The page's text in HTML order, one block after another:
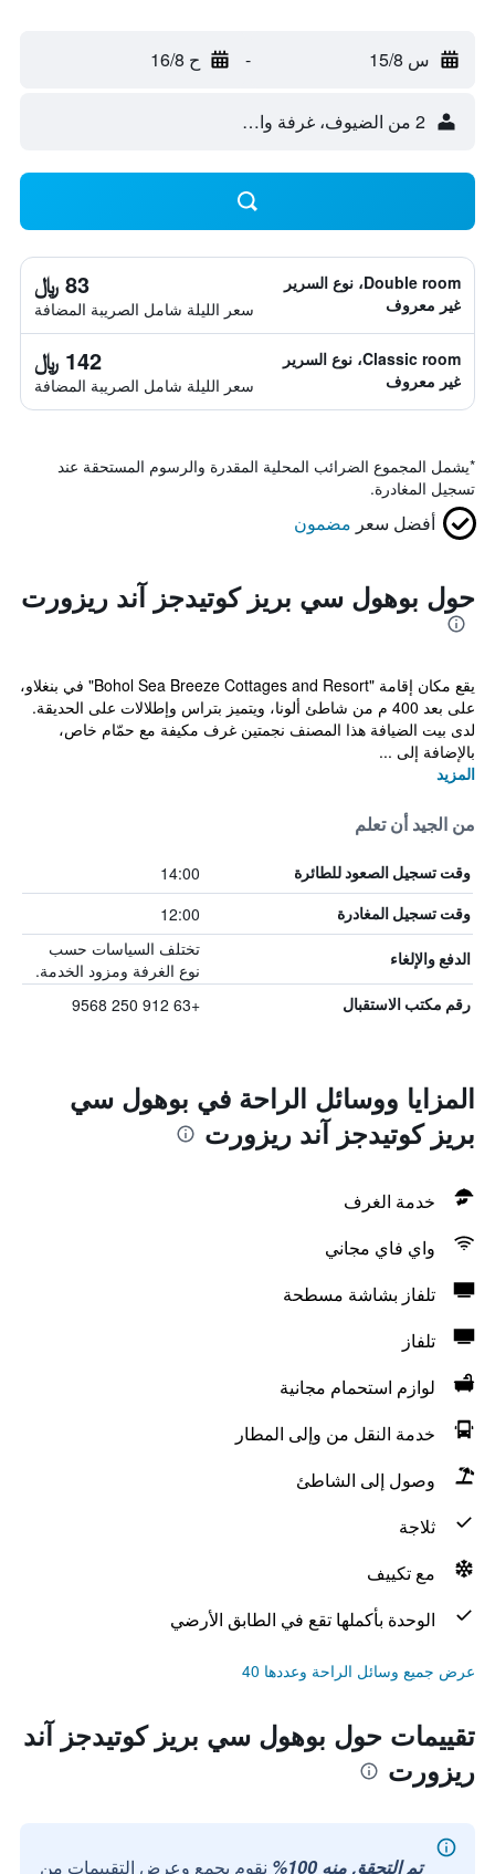
س 15/8 - ح 16/8
2 من الضيوف، غرفة واحدة
Double room، نوع السرير
غير معروف
83 ﷼
سعر الليلة شامل الصريبة المضافة
Classic room، نوع السرير
غير معروف
142 ﷼
سعر الليلة شامل الصريبة المضافة
*يشمل المجموع الضرائب المحلية المقدرة والرسوم المستحقة عند
تسجيل المغادرة.
أفضل سعر مضمون
حول بوهول سي بريز كوتيدجز آند ريزورت
يقع مكان إقامة "Bohol Sea Breeze Cottages and Resort" في بنغلاو،
على بعد 400 م من شاطئ ألونا، ويتميز بتراس وإطلالات على الحديقة.
لدى بيت الضيافة هذا المصنف نجمتين غرف مكيفة مع حمّام خاص،
بالإضافة إلى ...
المزيد
من الجيد أن تعلم
وقت تسجيل الصعود للطائرة 14:00
وقت تسجيل المغادرة 12:00
الدفع والإلغاء
تختلف السياسات حسب
نوع الغرفة ومزود الخدمة.
رقم مكتب الاستقبال +63 912 250 9568
المزايا ووسائل الراحة في بوهول سي
بريز كوتيدجز آند ريزورت
خدمة الغرف
واي فاي مجاني
تلفاز بشاشة مسطحة
تلفاز
لوازم استحمام مجانية
خدمة النقل من وإلى المطار
وصول إلى الشاطئ
ثلاجة
مع تكييف
الوحدة بأكملها تقع في الطابق الأرضي
عرض جميع وسائل الراحة وعددها 40
تقييمات حول بوهول سي بريز كوتيدجز آند
ريزورت
تم التحقق منه 100% نقوم بجمع وعرض التقييمات من